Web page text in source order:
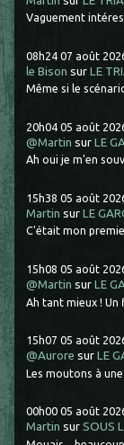
Vaguement
08h24 07 août
le Bison surLE
Même si le
20h04 05 août
@Martin surLE
Ah oui je m'en
15h38 05 août
Martin surLE
C'était mon
15h08 05 août
@Martin surLE
Ah tant mieux ! Un
15h07 05 août
@Aurore surLE
Les moutons à
00h00 05 août
Martin surSOUS